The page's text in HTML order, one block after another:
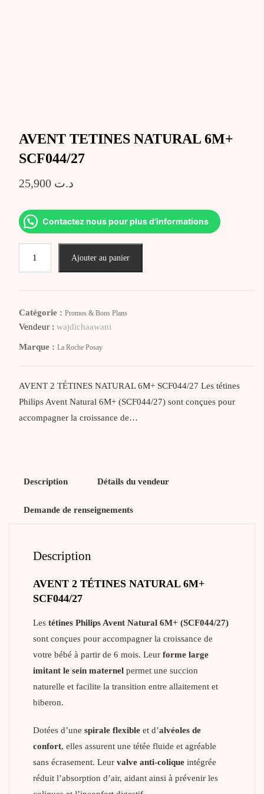
AVENT TETINES NATURAL 6M+
SCF044/27
د.ت 25,900
Contactez nous pour plus d'informations
Ajouter au panier
Catégorie : Promos & Bons Plans
Vendeur : wajdichaawani
Marque : La Roche Posay
AVENT 2 TÉTINES NATURAL 6M+ SCF044/27 Les tétines
Philips Avent Natural 6M+ (SCF044/27) sont conçues pour
accompagner la croissance de…
Description Détails du vendeur
Demande de renseignements
Description
AVENT 2 TÉTINES NATURAL 6M+
SCF044/27
Les tétines Philips Avent Natural 6M+ (SCF044/27)
sont conçues pour accompagner la croissance de
votre bébé à partir de 6 mois. Leur forme large
imitant le sein maternel permet une succion
naturelle et facilite la transition entre allaitement et
biberon.
Dotées d’une spirale flexible et d’alvéoles de
confort, elles assurent une tétée fluide et agréable
sans écrasement. Leur valve anti-colique intégrée
réduit l’absorption d’air, aidant ainsi à prévenir les